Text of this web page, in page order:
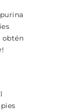
obtén